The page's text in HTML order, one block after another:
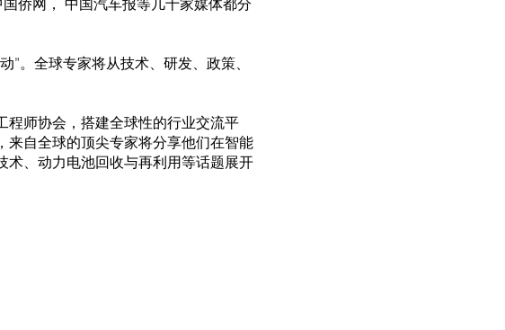
侨网， 中国汽车报等几十家媒体都分
”。全球专家将从技术、研发、政策、
程师协会，搭建全球性的行业交流平
来自全球的顶尖专家将分享他们在智能
术、动力电池回收与再利用等话题展开